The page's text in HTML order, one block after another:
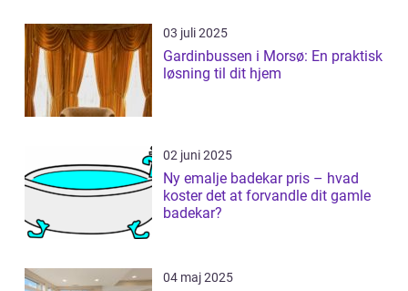
03 juli 2025
Gardinbussen i Morsø: En praktisk
løsning til dit hjem
02 juni 2025
Ny emalje badekar pris – hvad
koster det at forvandle dit gamle
badekar?
04 maj 2025